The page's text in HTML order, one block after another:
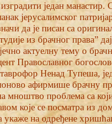
један манастир.
јерусалимског
да је писан са
из брачног права”
актуелну тему о
Православног
Ненад Тупеша,
афирмише брачну
мноштво проблема са
које се посматра из
укаже на одређене